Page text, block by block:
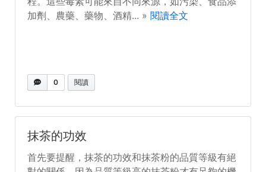
加劑、農藥、藥物、酒精... » 閱讀全文
0 閱讀
抹茶的功效
首先要提醒，抹茶的功效和抹茶粉的品質等級有絕